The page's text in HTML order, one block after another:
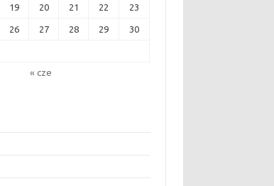
19 20 21 22 23
26 27 28 29 30
« cze